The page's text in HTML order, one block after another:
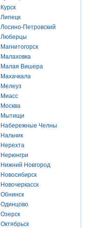
Курск
Липецк
Лосино-Петровский
Люберцы
Магнитогорск
Малаховка
Малая Вишера
Махачкала
Мелеуз
Миасс
Москва
Мытищи
Набережные Челны
Нальчик
Нерехта
Нерюнгри
Нижний Новгород
Новосибирск
Новочеркасск
Обнинск
Одинцово
Озерск
Октябрьск